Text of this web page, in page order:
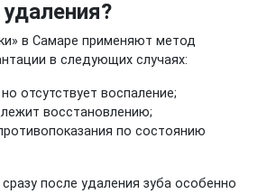
в Самаре применяют метод
в следующих случаях:
отсутствует воспаление;
восстановлению;
по состоянию
после удаления зуба особенно